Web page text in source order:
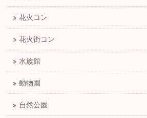
花火コン
花火街コン
水族館
動物園
自然公園